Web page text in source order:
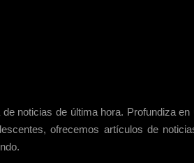
noticias de última hora. Profundiza
ofrecemos artículos de